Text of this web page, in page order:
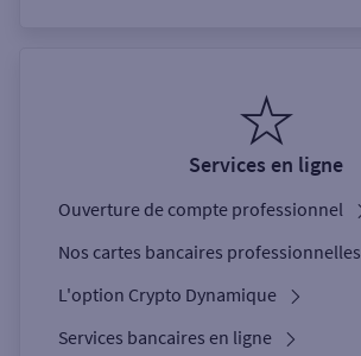
Services en ligne
Ouverture de compte professionnel
Nos cartes bancaires professionnelles
L'option Crypto Dynamique
Services bancaires en ligne